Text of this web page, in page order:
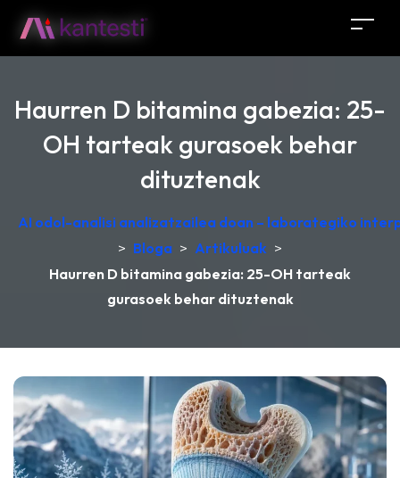
Haurren D bitamina gabezia: 25-
OH tarteak gurasoek behar
dituztenak
AI odol-analisi analizatzailea doan – laborategiko
> Bloga > Artikuluak >
Haurren D bitamina gabezia: 25-OH tarteak
gurasoek behar dituztenak